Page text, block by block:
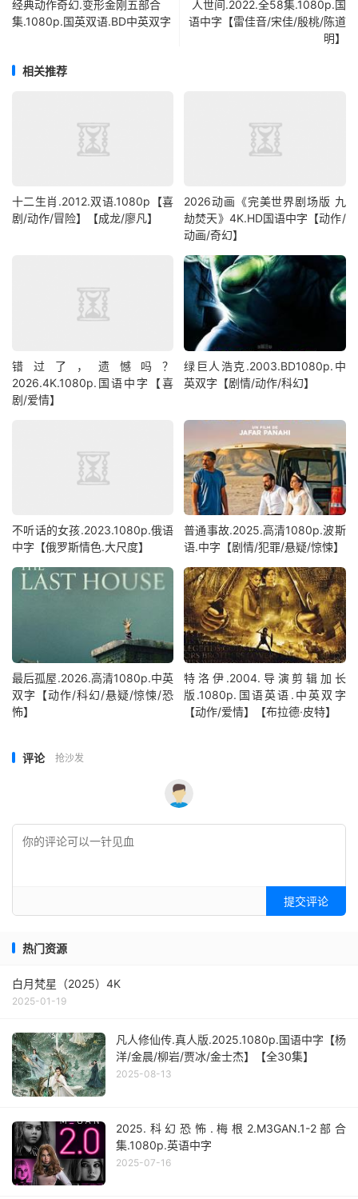
经典动作奇幻.变形金刚五部合
集.1080p.国英双语.BD中英双字
人世间.2022.全58集.1080p.国
语中字【雷佳音/宋佳/殷桃/陈道
明】
相关推荐
十二生肖.2012.双语.1080p【喜
剧/动作/冒险】【成龙/廖凡】
2026动画《完美世界剧场版 九
劫焚天》4K.HD国语中字【动作/
动画/奇幻】
错过了，遗憾吗？
2026.4K.1080p.国语中字【喜
剧/爱情】
绿巨人浩克.2003.BD1080p.中
英双字【剧情/动作/科幻】
不听话的女孩.2023.1080p.俄语
中字【俄罗斯情色.大尺度】
普通事故.2025.高清1080p.波斯
语.中字【剧情/犯罪/悬疑/惊悚】
最后孤屋.2026.高清1080p.中英
双字【动作/科幻/悬疑/惊悚/恐
怖】
特洛伊.2004.导演剪辑加长
版.1080p.国语英语.中英双字
【动作/爱情】【布拉德·皮特】
评论 抢沙发
提交评论
热门资源
白月梵星（2025）4K
2025-01-19
凡人修仙传.真人版.2025.1080p.国语中字【杨
洋/金晨/柳岩/贾冰/金士杰】【全30集】
2025-08-13
2025.科幻恐怖.梅根2.M3GAN.1-2部合
集.1080p.英语中字
2025-07-16